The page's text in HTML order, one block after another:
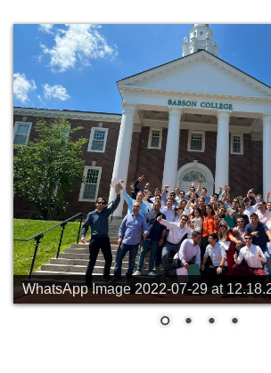
WhatsApp Image 2022-07-29 at